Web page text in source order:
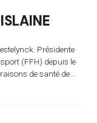
Présidente
(FFH) depuis le
de santé de...